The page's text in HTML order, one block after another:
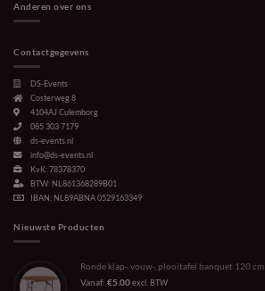
Anderen over ons
Contactgegevens
DS-Events
Costerweg 8
4104AJ Culemborg
085 303 7179
ds-events.nl
info@ds-events.nl
KvK: 78378370
BTW: NL861368289B01
IBAN: NL89ABNA 0529163349
Nieuwste Producten
Ronde klap-, vouw-, plooitafel banquet 120 cm
Vanaf: €5.00excl. BTW